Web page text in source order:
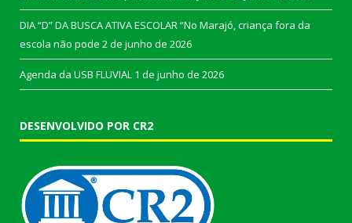
DIA “D” DA BUSCA ATIVA ESCOLAR “No Marajó, criança fora da
escola não pode 2 de junho de 2026
Agenda da USB FLUVIAL 1 de junho de 2026
DESENVOLVIDO POR CR2